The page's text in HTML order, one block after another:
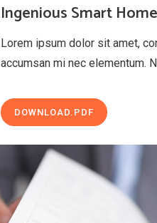
Ingenious Smart Home
Lorem ipsum dolor sit amet,
accumsan mi nec elementum.
DOWNLOAD.PDF